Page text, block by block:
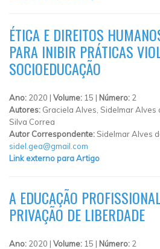
ÉTICA E DIREITOS
PARA INIBIR PRÁTICAS
SOCIOEDUCAÇÃO
Ano: 2020 | Volume: 15 | Número: 2
Autores: Graciela Alves, Sidelmar Alves
Silva Correa
Autor Correspondente: Sidelmar Alves
sidel.gea@gmail.com
Link externo para Artigo
A EDUCAÇÃO
PRIVAÇÃO DE LIBERDADE
Ano: 2020 | Volume: 15 | Número: 2